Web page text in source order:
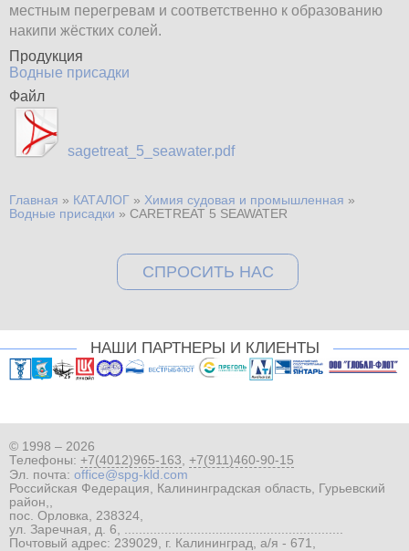
местным перегревам и соответственно к образованию
накипи жёстких солей.
Продукция
Водные присадки
Файл
sagetreat_5_seawater.pdf
Вы здесь
Главная » КАТАЛОГ » Химия судовая и промышленная »
Водные присадки » СARETREAT 5 SEAWATER
СПРОСИТЬ НАС
НАШИ ПАРТНЕРЫ И КЛИЕНТЫ
© 1998 – 2026
Телефоны: +7(4012)965-163 +7(911)460-90-15
Эл. почта: office@spg-kld.com
Российская Федерация, Калининградская область, Гурьевский
район,,
пос. Орловка, 238324,
ул. Заречная, д. 6, ............................................................
Почтовый адрес: 239029, г. Калининград, а/я - 671,